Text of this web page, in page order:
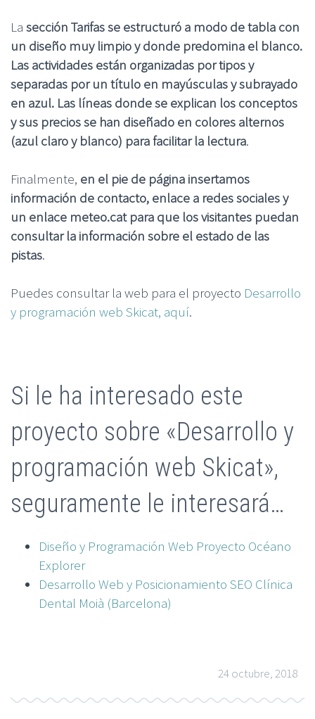
La sección Tarifas se estructuró a modo de tabla con
un diseño muy limpio y donde predomina el blanco.
Las actividades están organizadas por tipos y
separadas por un título en mayúsculas y subrayado
en azul. Las líneas donde se explican los conceptos
y sus precios se han diseñado en colores alternos
(azul claro y blanco) para facilitar la lectura.
Finalmente, en el pie de página insertamos
información de contacto, enlace a redes sociales y
un enlace meteo.cat para que los visitantes puedan
consultar la información sobre el estado de las
pistas.
Puedes consultar la web para el proyecto Desarrollo
y programación web Skicat, aquí.
Si le ha interesado este
proyecto sobre «Desarrollo y
programación web Skicat»,
seguramente le interesará…
Diseño y Programación Web Proyecto Océano
Explorer
Desarrollo Web y Posicionamiento SEO Clínica
Dental Moià (Barcelona)
24 octubre, 2018